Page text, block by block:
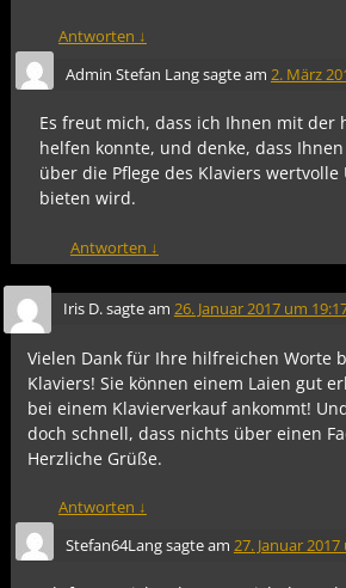
Antworten ↓
Admin Stefan Langsagte am 2. März
Es freut mich, dass ich Ihnen mit der
helfen konnte, und denke, dass
über die Pflege des Klaviers
bieten wird.
Antworten ↓
Iris D.sagte am 26. Januar 2017 um
Vielen Dank für Ihre hilfreichen Worte
Klaviers! Sie können einem Laien gut
bei einem Klavierverkauf ankommt!
doch schnell, dass nichts über einen
Herzliche Grüße.
Antworten ↓
Stefan64Langsagte am 27. Januar